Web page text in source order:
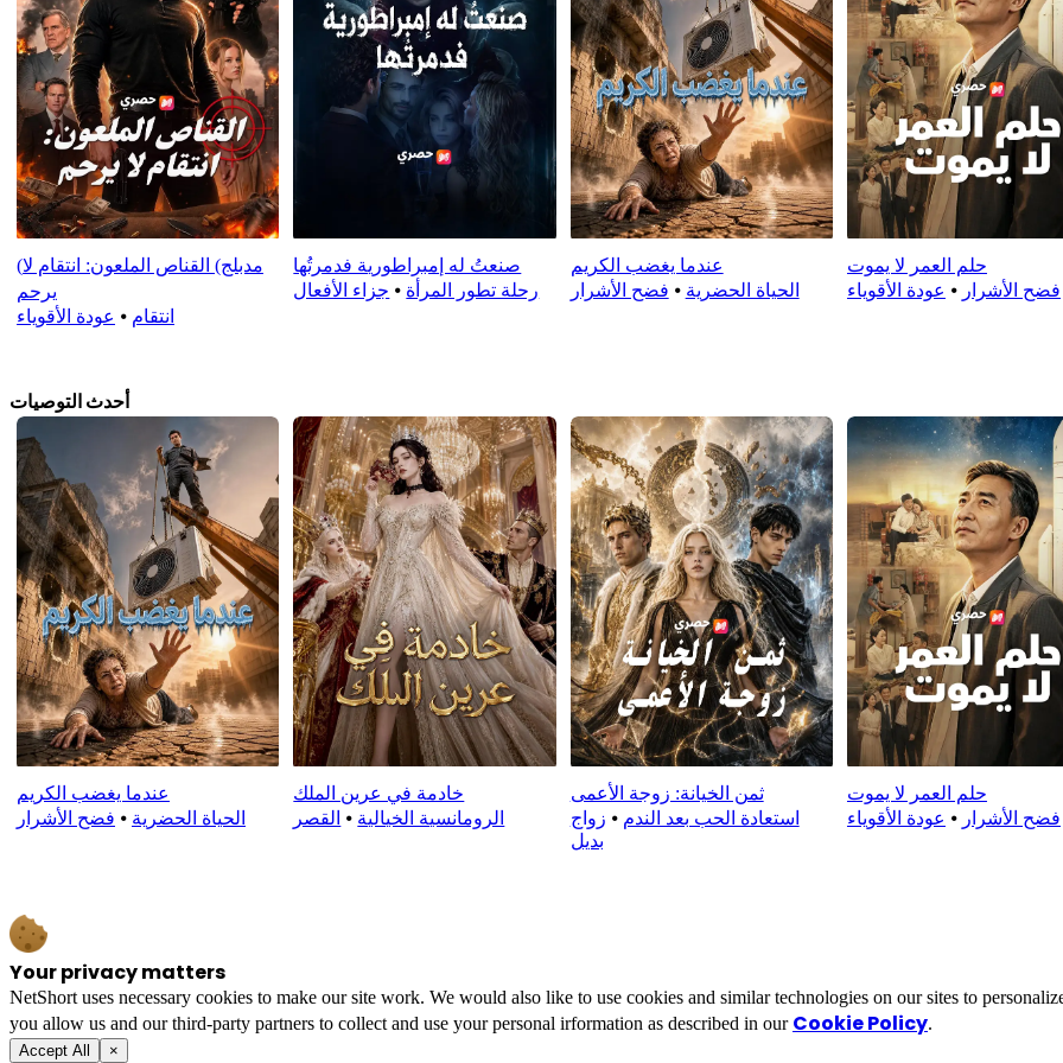
(مدبلج) القناص الملعون: انتقام لا
يرحم
انتقام ⦁ عودة الأقوياء
صنعتُ له إمبراطورية فدمرتُها
رحلة تطور المرأة ⦁ جزاء الأفعال
عندما يغضب الكريم
الحياة الحضرية ⦁ فضح الأشرار
حلم العمر لا يموت
فضح الأشرار ⦁ عودة الأقوياء
أحدث التوصيات
عندما يغضب الكريم
الحياة الحضرية ⦁ فضح الأشرار
خادمة في عرين الملك
الرومانسية الخيالية ⦁ القصر
ثمن الخيانة: زوجة الأعمى
استعادة الحب بعد الندم ⦁ زواج
بديل
حلم العمر لا يموت
فضح الأشرار ⦁ عودة الأقوياء
Your privacy matters
NetShort uses necessary cookies to make our site work. We would also like to use cookies and similar technologies on our sites to
you allow us and our third-party partners to collect and use your personal irformation as described in our Cookie Policy.
Accept All ×